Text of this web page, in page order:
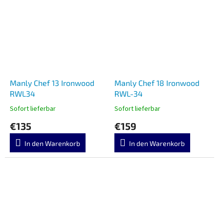
Manly Chef 13 Ironwood
RWL34
Sofort lieferbar
€135
In den Warenkorb
Manly Chef 18 Ironwood
RWL-34
Sofort lieferbar
€159
In den Warenkorb